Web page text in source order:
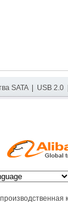
SATA| USB 2.0|